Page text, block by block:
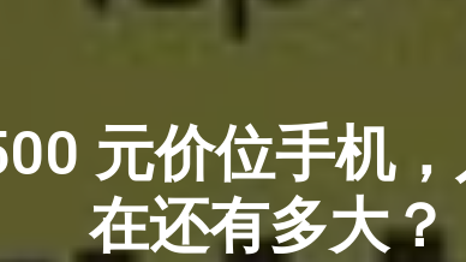
元价位手机
在还有多大？